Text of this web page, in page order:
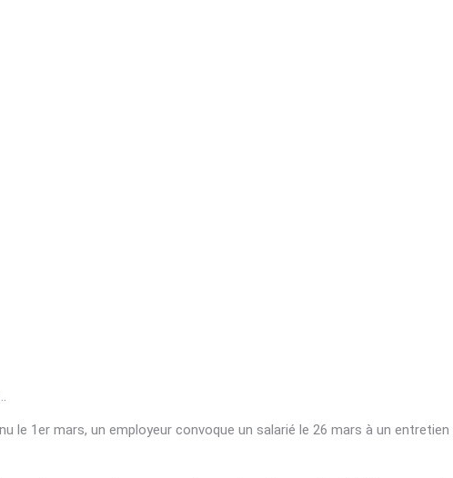
le 1er mars, un employeur convoque un salarié le 26 mars à un